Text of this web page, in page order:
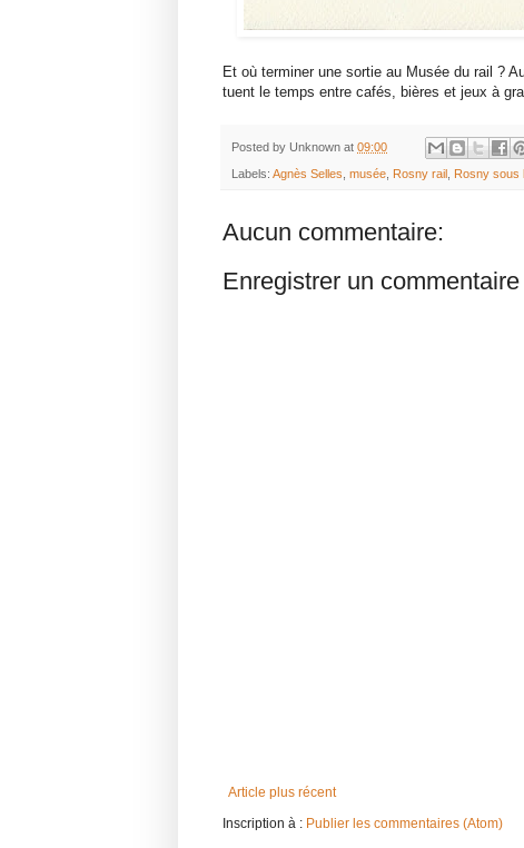
Et où terminer une sortie au Musée du rail ?
tuent le temps entre cafés, bières et jeux à
Posted by Unknown at 09:00
Labels: Agnès Selles musée Rosny rail Rosny sous
Aucun commentaire:
Enregistrer un commentaire
Article plus récent
Inscription à : Publier les commentaires (Atom)